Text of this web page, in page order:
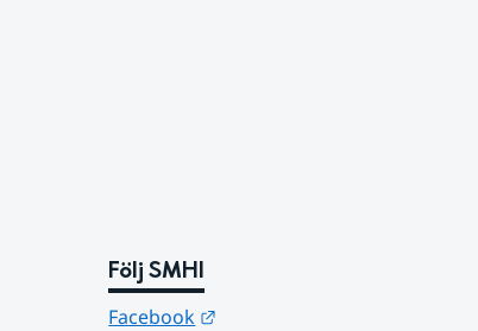
Följ SMHI
Facebook